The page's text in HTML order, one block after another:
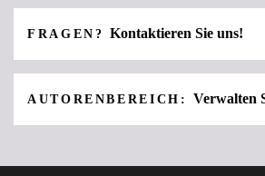
FRAGEN?Kontaktieren Sie uns!
AUTORENBEREICH: Verwalten